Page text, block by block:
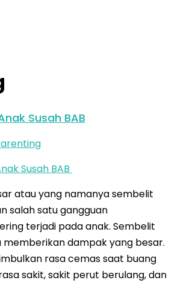
Susah BAB
atau yang namanya sembelit
salah satu gangguan
terjadi pada anak. Sembelit
memberikan dampak yang besar.
rasa cemas saat buang
sakit, sakit perut berulang, dan